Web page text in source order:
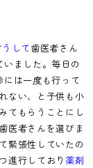
して 歯医者さん
ました。毎日の
は一度も行って
ない、と子供も小
てもらうことにし
医者さんを選びま
緊張性していたの
進行しており 薬剤